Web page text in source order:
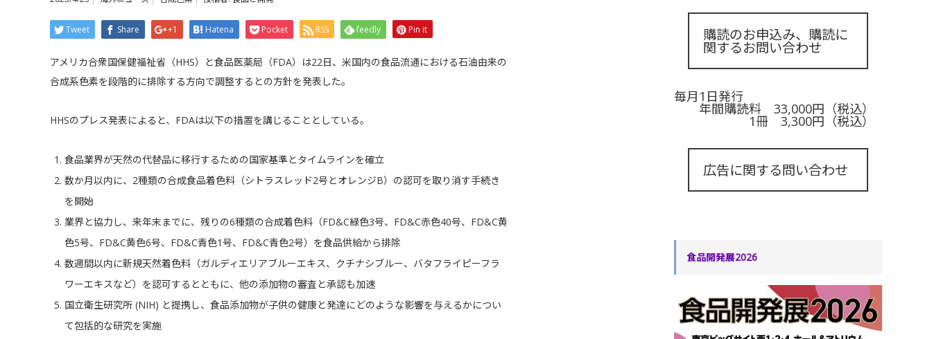
Tweet Share +1 Hatena Pocket RSS feedly Pin it
アメリカ合衆国保健福祉省（HHS）と食品医薬局（FDA）は22日、米国内の食品流通における石油由来の
合成系色素を段階的に排除する方向で調整するとの方針を発表した。
HHSのプレス発表によると、FDAは以下の措置を講じることとしている。
食品業界が天然の代替品に移行するための国家基準とタイムラインを確立
数か月以内に、2種類の合成食品着色料（シトラスレッド2号とオレンジB）の認可を取り消す手続き
を開始
業界と協力し、来年末までに、残りの6種類の合成着色料（FD&C緑色3号、FD&C赤色40号、FD&C黄
色5号、FD&C黄色6号、FD&C青色1号、FD&C青色2号）を食品供給から排除
数週間以内に新規天然着色料（ガルディエリアブルーエキス、クチナシブルー、バタフライピーフラ
ワーエキスなど）を認可するとともに、他の添加物の審査と承認も加速
国立衛生研究所 (NIH) と提携し、食品添加物が子供の健康と発達にどのような影響を与えるかについ
て包括的な研究を実施
購読のお申込み、購読に
関するお問い合わせ
毎月1日発行
年間購読料 33,000円（税込）
1冊 3,300円（税込）
広告に関する問い合わせ
食品開発展2026